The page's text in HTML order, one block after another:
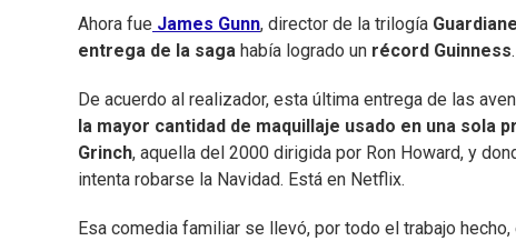
Ahora fue James Gunn, director de la trilogía
entrega de la saga había logrado un récord Guinness.
De acuerdo al realizador, esta última entrega de las
la mayor cantidad de maquillaje usado en una sola
Grinch, aquella del 2000 dirigida por Ron Howard, y
intenta robarse la Navidad. Está en Netflix.
Esa comedia familiar se llevó, por todo el trabajo